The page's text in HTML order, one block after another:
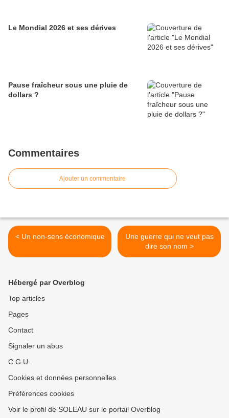
Le Mondial 2026 et ses dérives
Pause fraîcheur sous une pluie de
dollars ?
Commentaires
Ajouter un commentaire
< Un non-sens économique
Une guerre qui ne veut pas
dire son nom >
Hébergé par Overblog
Top articles
Pages
Contact
Signaler un abus
C.G.U.
Cookies et données personnelles
Préférences cookies
Voir le profil de SOLEAU sur le portail Overblog